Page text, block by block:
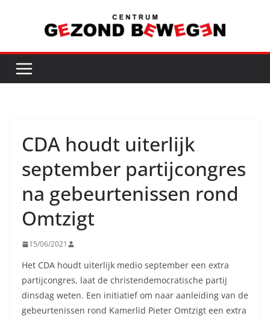
inhoud
CDA houdt uiterlijk
september partijcongres
na gebeurtenissen rond
Omtzigt
15/06/2021
Het CDA houdt uiterlijk medio september een extra
partijcongres, laat de christendemocratische partij
dinsdag weten. Een initiatief om naar aanleiding van de
gebeurtenissen rond Kamerlid Pieter Omtzigt een extra